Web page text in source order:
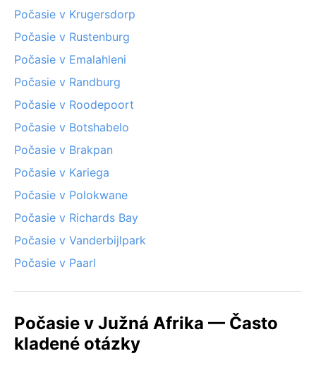
Počasie v Krugersdorp
Počasie v Rustenburg
Počasie v Emalahleni
Počasie v Randburg
Počasie v Roodepoort
Počasie v Botshabelo
Počasie v Brakpan
Počasie v Kariega
Počasie v Polokwane
Počasie v Richards Bay
Počasie v Vanderbijlpark
Počasie v Paarl
Počasie v Južná Afrika — Často
kladené otázky